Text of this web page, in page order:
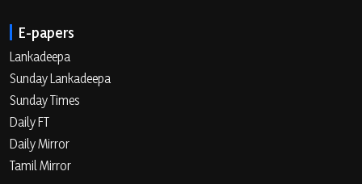
E-papers
Lankadeepa
Sunday Lankadeepa
Sunday Times
Daily FT
Daily Mirror
Tamil Mirror